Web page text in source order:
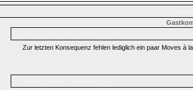
Zur letzten Konsequenz fehlen lediglich ein paar Moves à